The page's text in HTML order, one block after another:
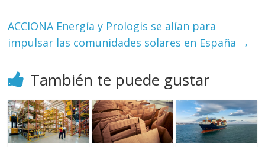
ACCIONA Energía y Prologis se alían para
impulsar las comunidades solares en España →
También te puede gustar